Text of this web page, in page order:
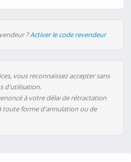
?Activer le code revendeur
vous reconnaissez accepter sans
d'utilisation.
à votre délai de rétractation
toute forme d'annulation ou de